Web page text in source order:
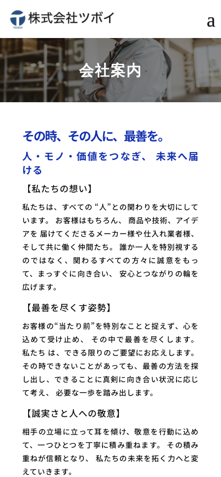
会社案内
その時、その人に、最善を。
人・モノ・価値をつなぎ、 未来へ届
ける
【私たちの想い】
私たちは、すべての “人”との関わりを大切にして
います。 お客様はもちろん、 商品や技術、アイデ
アを 届けてくださるメーカー様や仕入れ業者様、
そして共に働く仲間たち。 誰か一人を特別視する
のではなく、関わるすべての方々に誠意をもっ
て、まっすぐに向き合い、 安心とつながりの輪を
広げます。
【最善を尽くす姿勢】
お客様の“当たり前”を特別なことと捉えず、心を
込めて受け止め、 その中で最善を尽くします。
私たち は、できる限りのご要望にお応えします。
その時できないことがあっても、最善の方法を探
し出し、できることに真剣に向き合い状況に応じ
て考え、 必要な一歩を踏み出します。
【誠実さと人への敬意】
相手の立場に立って耳を傾け、敬意を行動に込め
て、一つひとつを丁寧に積み重ねます。 その積み
重ねが信頼となり、 私たちの未来を拓く力へと変
えていきます。